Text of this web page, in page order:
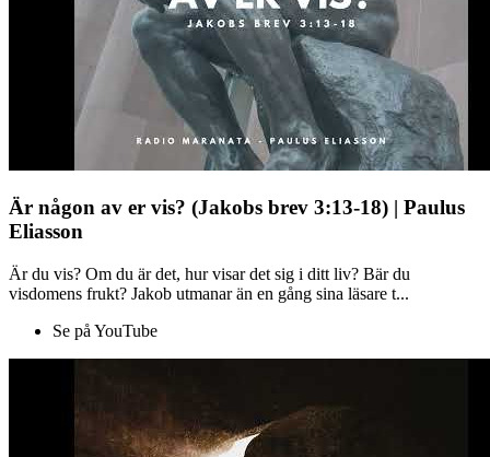
Är någon av er vis? (Jakobs brev 3:13-18) | Paulus
Eliasson
Är du vis? Om du är det, hur visar det sig i ditt liv? Bär du
visdomens frukt? Jakob utmanar än en gång sina läsare t...
Se på YouTube